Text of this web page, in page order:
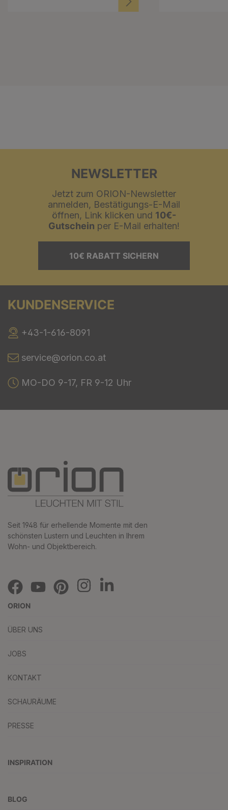
NEWSLETTER
Jetzt zum ORION-Newsletter
anmelden, Bestätigungs-E-Mail
öffnen, Link klicken und 10€-
Gutschein per E-Mail erhalten!
10€ RABATT SICHERN
KUNDENSERVICE
+43-1-616-8091
service@orion.co.at
MO-DO 9-17, FR 9-12 Uhr
Seit 1948 für erhellende Momente mit den
schönsten Lustern und Leuchten in Ihrem
Wohn- und Objektbereich.
ORION
ÜBER UNS
JOBS
KONTAKT
SCHAURÄUME
PRESSE
INSPIRATION
BLOG